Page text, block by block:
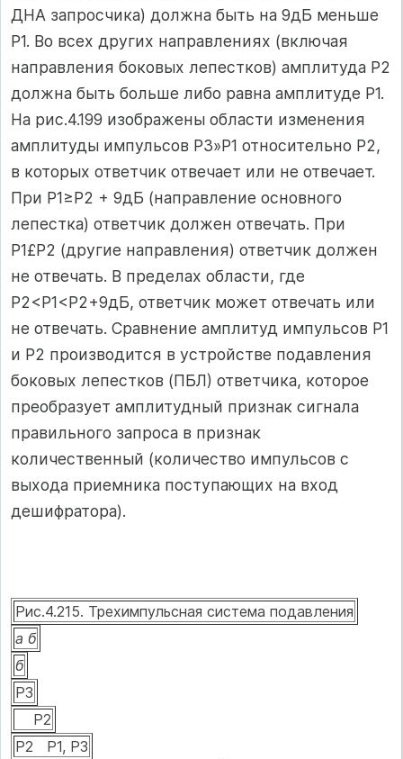
ДНА запросчика) должна быть на 9дБ меньше
Р1. Во всех других направлениях (включая
направления боковых лепестков) амплитуда Р2
должна быть больше либо равна амплитуде Р1.
На рис.4.199 изображены области изменения
амплитуды импульсов Р3»Р1 относительно Р2,
в которых ответчик отвечает или не отвечает.
При Р1≥Р2 + 9дБ (направление основного
лепестка) ответчик должен отвечать. При
Р1£Р2 (другие направления) ответчик должен
не отвечать. В пределах области, где
Р2<Р1<Р2+9дБ, ответчик может отвечать или
не отвечать. Сравнение амплитуд импульсов Р1
и Р2 производится в устройстве подавления
боковых лепестков (ПБЛ) ответчика, которое
преобразует амплитудный признак сигнала
правильного запроса в признак
количественный (количество импульсов с
выхода приемника поступающих на вход
дешифратора).
Рис.4.215. Трехимпульсная система подавления
а б
б
Р3
Р2
Р2 Р1, Р3